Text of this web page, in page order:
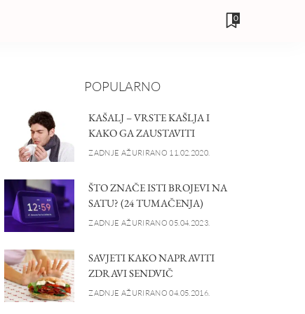
0
POPULARNO
KAŠALJ – VRSTE KAŠLJA I
KAKO GA ZAUSTAVITI
ZADNJE AŽURIRANO 11.02.2020.
ŠTO ZNAČE ISTI BROJEVI NA
SATU? (24 TUMAČENJA)
ZADNJE AŽURIRANO 05.04.2023.
SAVJETI KAKO NAPRAVITI
ZDRAVI SENDVIČ
ZADNJE AŽURIRANO 04.05.2016.